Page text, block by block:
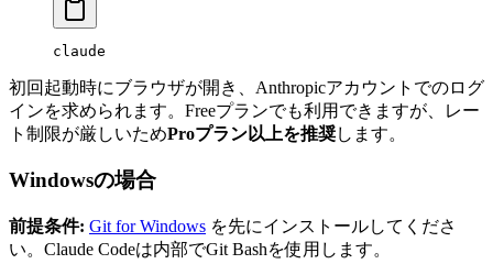
claude
初回起動時にブラウザが開き、Anthropicアカウントでのログ
インを求められます。Freeプランでも利用できますが、レー
ト制限が厳しいためProプラン以上を推奨します。
Windowsの場合
前提条件: Git for Windows を先にインストールしてくださ
い。Claude Codeは内部でGit Bashを使用します。